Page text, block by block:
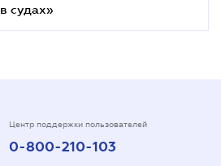
в судах»
Центр поддержки пользователей
0-800-210-103